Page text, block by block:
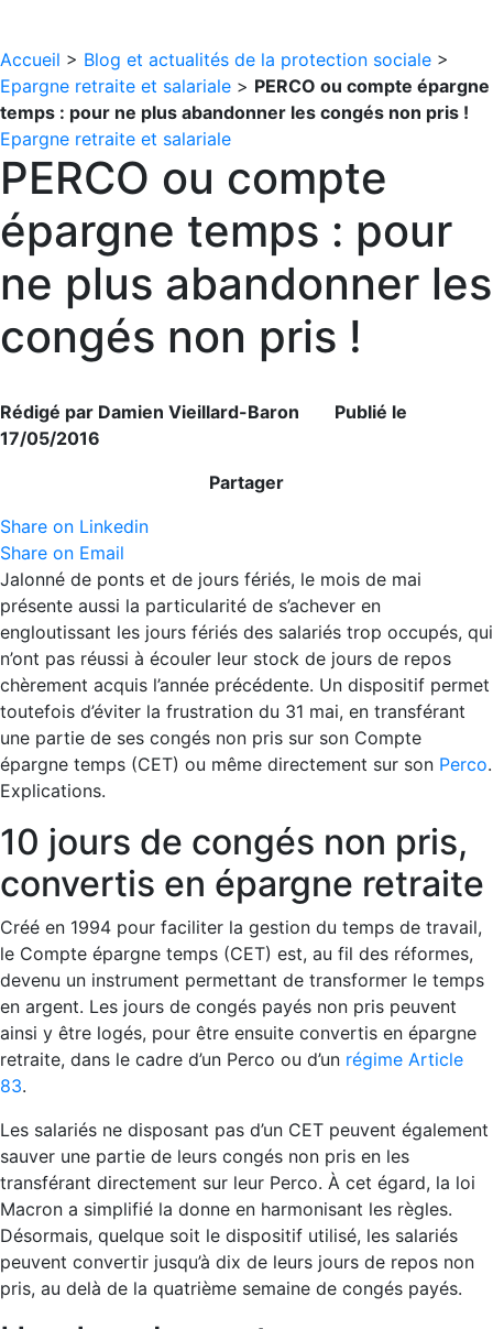
Accueil > Blog et actualités de la protection sociale >
Epargne retraite et salariale > PERCO ou compte épargne
temps : pour ne plus abandonner les congés non pris !
Epargne retraite et salariale
PERCO ou compte
épargne temps : pour
ne plus abandonner les
congés non pris !
Rédigé par Damien Vieillard-Baron Publié le
17/05/2016
Partager
Share on Linkedin
Share on Email
Jalonné de ponts et de jours fériés, le mois de mai
présente aussi la particularité de s’achever en
engloutissant les jours fériés des salariés trop occupés, qui
n’ont pas réussi à écouler leur stock de jours de repos
chèrement acquis l’année précédente. Un dispositif permet
toutefois d’éviter la frustration du 31 mai, en transférant
une partie de ses congés non pris sur son Compte
épargne temps (CET) ou même directement sur son Perco.
Explications.
10 jours de congés non pris,
convertis en épargne retraite
Créé en 1994 pour faciliter la gestion du temps de travail,
le Compte épargne temps (CET) est, au fil des réformes,
devenu un instrument permettant de transformer le temps
en argent. Les jours de congés payés non pris peuvent
ainsi y être logés, pour être ensuite convertis en épargne
retraite, dans le cadre d’un Perco ou d’un régime Article
83.
Les salariés ne disposant pas d’un CET peuvent également
sauver une partie de leurs congés non pris en les
transférant directement sur leur Perco. À cet égard, la loi
Macron a simplifié la donne en harmonisant les règles.
Désormais, quelque soit le dispositif utilisé, les salariés
peuvent convertir jusqu’à dix de leurs jours de repos non
pris, au delà de la quatrième semaine de congés payés.